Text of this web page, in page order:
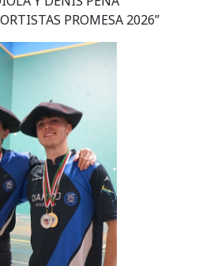
PROMESA 2026”